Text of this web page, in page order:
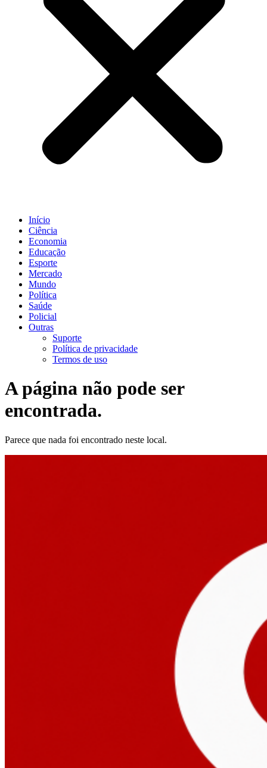
Início
Ciência
Economia
Educação
Esporte
Mercado
Mundo
Política
Saúde
Policial
Outras
Suporte
Política de privacidade
Termos de uso
A página não pode ser
encontrada.
Parece que nada foi encontrado neste local.